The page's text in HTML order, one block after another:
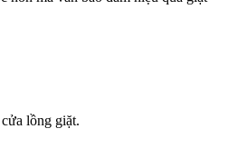
lồng giặt.